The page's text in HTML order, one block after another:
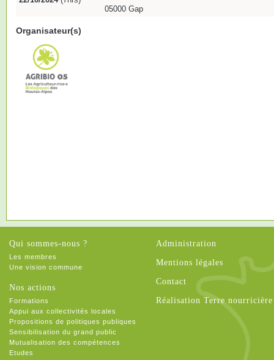
05000 Gap
Organisateur(s)
Qui sommes-nous ?
Les membres
Une vision commune
Nos actions
Formations
Appui aux collectivités locales
Propositions de politiques publiques
Sensibilisation du grand public
Mutualisation des compétences
Etudes
Administration
Mentions légales
Contact
Réalisation Terre nourricière